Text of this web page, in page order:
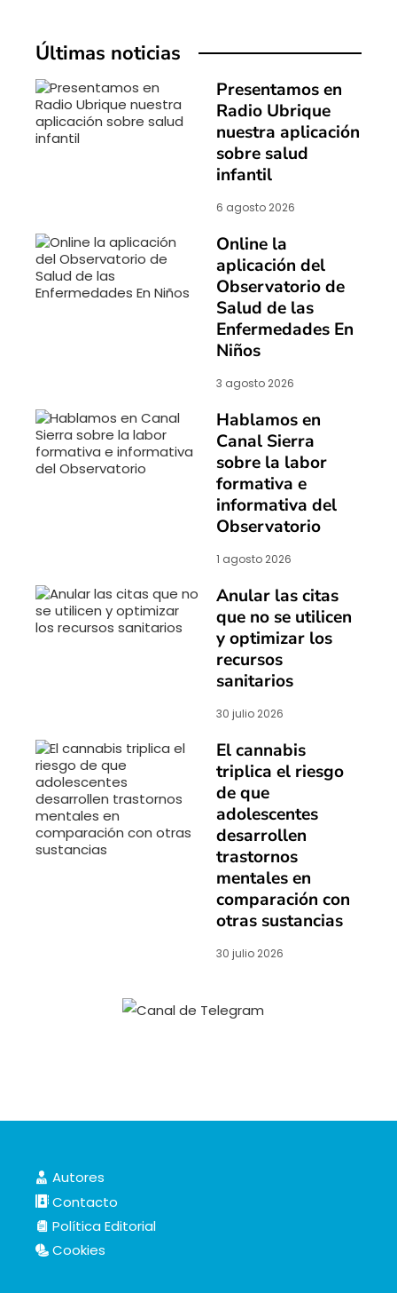
Últimas noticias
Presentamos en
Radio Ubrique
nuestra aplicación
sobre salud
infantil
6 agosto 2026
Online la
aplicación del
Observatorio de
Salud de las
Enfermedades En
Niños
3 agosto 2026
Hablamos en
Canal Sierra
sobre la labor
formativa e
informativa del
Observatorio
1 agosto 2026
Anular las citas
que no se utilicen
y optimizar los
recursos
sanitarios
30 julio 2026
El cannabis
triplica el riesgo
de que
adolescentes
desarrollen
trastornos
mentales en
comparación con
otras sustancias
30 julio 2026
Autores
Contacto
Política Editorial
Cookies